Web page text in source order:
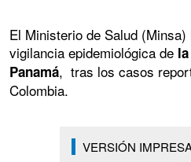
El Ministerio de Salud
vigilancia epidemiológica de
Panamá, tras los casos
Colombia.
VERSIÓN